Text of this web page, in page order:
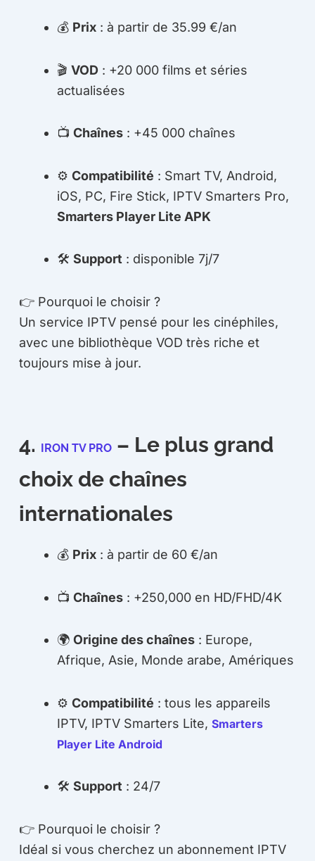
💰 Prix : à partir de 35.99 €/an
🎬VOD : +20 000 films et séries
actualisées
📺Chaînes : +45 000 chaînes
⚙️Compatibilité : Smart TV, Android,
iOS, PC, Fire Stick, IPTV Smarters Pro,
Smarters Player Lite APK
🛠Support : disponible 7j/7
👉 Pourquoi le choisir ?
Un service IPTV pensé pour les cinéphiles,
avec une bibliothèque VOD très riche et
toujours mise à jour.
4. IRON TV PRO – Le plus grand
choix de chaînes
internationales
💰 Prix : à partir de 60 €/an
📺Chaînes : +250,000 en HD/FHD/4K
🌍Origine des chaînes : Europe,
Afrique, Asie, Monde arabe, Amériques
⚙️Compatibilité : tous les appareils
IPTV, IPTV Smarters Lite,Smarters
Player Lite Android
🛠Support : 24/7
👉 Pourquoi le choisir ?
Idéal si vous cherchez un abonnement IPTV